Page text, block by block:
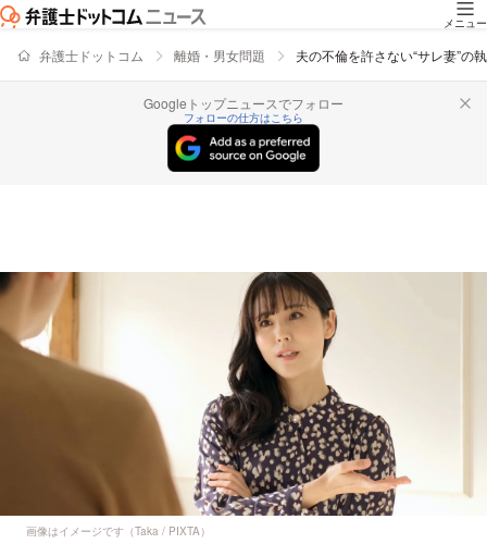
メニュー
弁護士ドットコム 離婚・男女問題 夫の不倫を許さない“サレ妻”
Googleトップニュースでフォロー
フォローの仕方はこちら
画像はイメージです（Taka / PIXTA）